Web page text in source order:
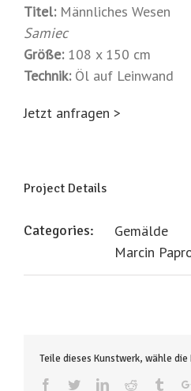
Titel:Männliches Wesen
Samiec
Größe:108 x 150 cm
Technik:Öl auf Leinwand
Jetzt anfragen >
Project Details
Categories:
Gemälde
Marcin
Teile dieses Kunstwerk, wähle
Facebook
TwitterLinkedinReddit